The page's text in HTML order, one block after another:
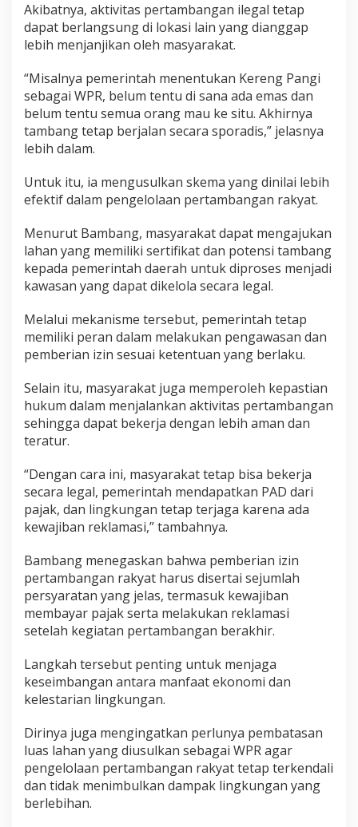
Akibatnya, aktivitas pertambangan ilegal tetap
dapat berlangsung di lokasi lain yang dianggap
lebih menjanjikan oleh masyarakat.
“Misalnya pemerintah menentukan Kereng Pangi
sebagai WPR, belum tentu di sana ada emas dan
belum tentu semua orang mau ke situ. Akhirnya
tambang tetap berjalan secara sporadis,” jelasnya
lebih dalam.
Untuk itu, ia mengusulkan skema yang dinilai lebih
efektif dalam pengelolaan pertambangan rakyat.
Menurut Bambang, masyarakat dapat mengajukan
lahan yang memiliki sertifikat dan potensi tambang
kepada pemerintah daerah untuk diproses menjadi
kawasan yang dapat dikelola secara legal.
Melalui mekanisme tersebut, pemerintah tetap
memiliki peran dalam melakukan pengawasan dan
pemberian izin sesuai ketentuan yang berlaku.
Selain itu, masyarakat juga memperoleh kepastian
hukum dalam menjalankan aktivitas pertambangan
sehingga dapat bekerja dengan lebih aman dan
teratur.
“Dengan cara ini, masyarakat tetap bisa bekerja
secara legal, pemerintah mendapatkan PAD dari
pajak, dan lingkungan tetap terjaga karena ada
kewajiban reklamasi,” tambahnya.
Bambang menegaskan bahwa pemberian izin
pertambangan rakyat harus disertai sejumlah
persyaratan yang jelas, termasuk kewajiban
membayar pajak serta melakukan reklamasi
setelah kegiatan pertambangan berakhir.
Langkah tersebut penting untuk menjaga
keseimbangan antara manfaat ekonomi dan
kelestarian lingkungan.
Dirinya juga mengingatkan perlunya pembatasan
luas lahan yang diusulkan sebagai WPR agar
pengelolaan pertambangan rakyat tetap terkendali
dan tidak menimbulkan dampak lingkungan yang
berlebihan.